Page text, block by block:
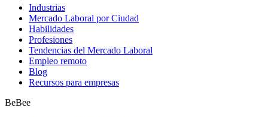
Industrias
Mercado Laboral por Ciudad
Habilidades
Profesiones
Tendencias del Mercado Laboral
Empleo remoto
Blog
Recursos para empresas
BeBee